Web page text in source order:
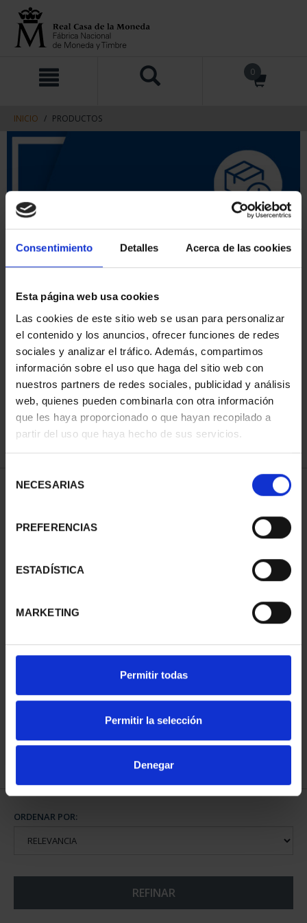
Consentimiento Detalles Acerca de las cookies
Esta página web usa cookies
Las cookies de este sitio web se usan para personalizar
el contenido y los anuncios, ofrecer funciones de redes
sociales y analizar el tráfico. Además, compartimos
información sobre el uso que haga del sitio web con
nuestros partners de redes sociales, publicidad y análisis
web, quienes pueden combinarla con otra información
que les haya proporcionado o que hayan recopilado a
partir del uso que haya hecho de sus servicios.
NECESARIAS
PREFERENCIAS
ESTADÍSTICA
MARKETING
Permitir todas
Permitir la selección
Denegar
contenido
navegacin
0
INICIO PRODUCTOS
ORDENAR POR:
REFINAR
1 Productos encontrados
CIUDADES PATRIMONIO
73,00 €
ORDENAR POR:
REFINAR